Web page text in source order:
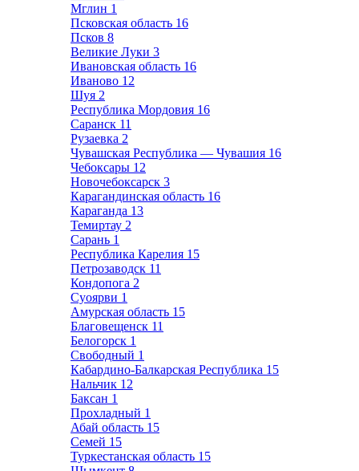
Мглин 1
Псковская область 16
Псков 8
Великие Луки 3
Ивановская область 16
Иваново 12
Шуя 2
Республика Мордовия 16
Саранск 11
Рузаевка 2
Чувашская Республика — Чувашия 16
Чебоксары 12
Новочебоксарск 3
Карагандинская область 16
Караганда 13
Темиртау 2
Сарань 1
Республика Карелия 15
Петрозаводск 11
Кондопога 2
Суоярви 1
Амурская область 15
Благовещенск 11
Белогорск 1
Свободный 1
Кабардино-Балкарская Республика 15
Нальчик 12
Баксан 1
Прохладный 1
Абай область 15
Семей 15
Туркестанская область 15